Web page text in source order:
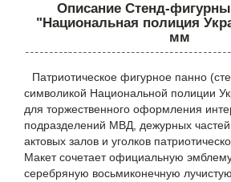
Описание Стенд-
"Национальная полиция
мм
Патриотическое фигурное панно
символикой Национальной полиции
для торжественного оформления
подразделений МВД, дежурных
актовых залов и уголков
Макет сочетает официальную
серебряную восьмиконечную